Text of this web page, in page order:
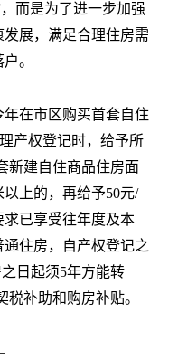
而是为了进一步加强
展，满足合理住房需
。
在市区购买首套自住
产权登记时，给予所
新建自住商品住房面
上的，再给予50元/
已享受往年度及本
通住房，自产权登记之
日起须5年方能转
补助和购房补贴。